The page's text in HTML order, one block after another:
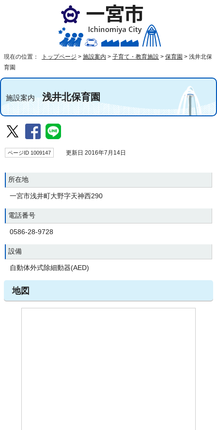
現在の位置： トップページ > 施設案内 > 子育て・教育施設 > 保育園 > 浅井北保
育園
施設案内浅井北保育園
ページID 1009147 更新日 2016年7月14日
所在地
一宮市浅井町大野字天神西290
電話番号
0586-28-9728
設備
自動体外式除細動器(AED)
地図